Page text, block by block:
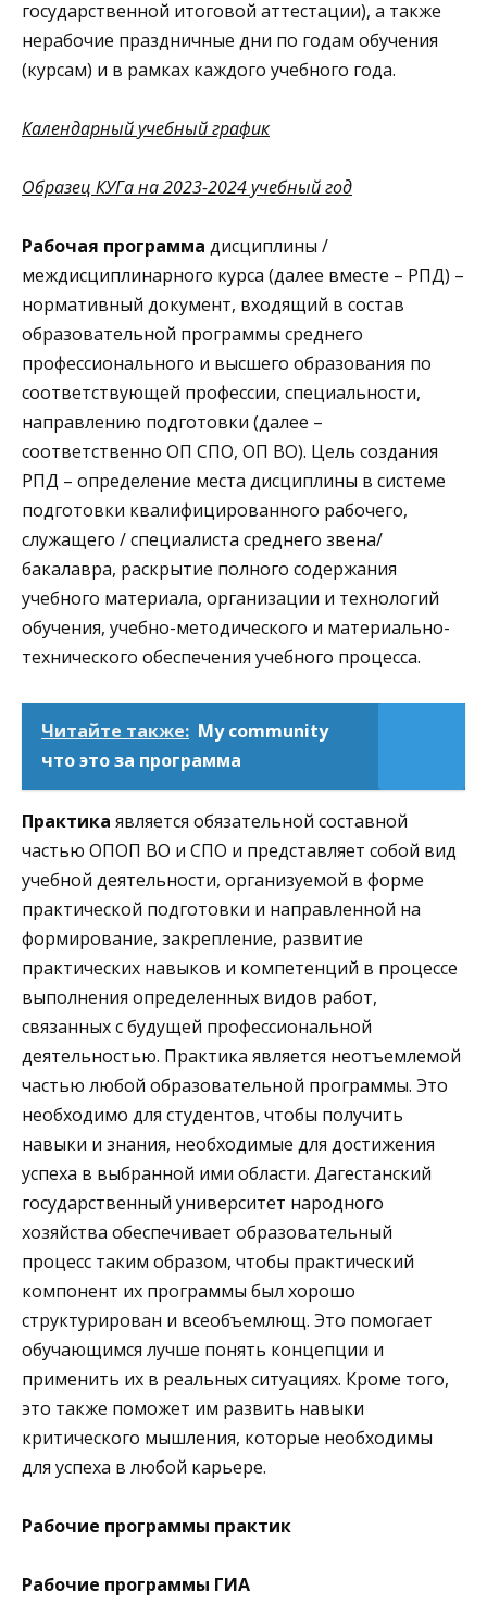
государственной итоговой аттестации), а также
нерабочие праздничные дни по годам обучения
(курсам) и в рамках каждого учебного года.
Календарный учебный график
Образец КУГа на 2023-2024 учебный год
Рабочая программа дисциплины /
междисциплинарного курса (далее вместе – РПД) –
нормативный документ, входящий в состав
образовательной программы среднего
профессионального и высшего образования по
соответствующей профессии, специальности,
направлению подготовки (далее –
соответственно ОП СПО, ОП ВО). Цель создания
РПД – определение места дисциплины в системе
подготовки квалифицированного рабочего,
служащего / специалиста среднего звена/
бакалавра, раскрытие полного содержания
учебного материала, организации и технологий
обучения, учебно-методического и материально-
технического обеспечения учебного процесса.
Читайте также: My community
что это за программа
Практика является обязательной составной
частью ОПОП ВО и СПО и представляет собой вид
учебной деятельности, организуемой в форме
практической подготовки и направленной на
формирование, закрепление, развитие
практических навыков и компетенций в процессе
выполнения определенных видов работ,
связанных с будущей профессиональной
деятельностью. Практика является неотъемлемой
частью любой образовательной программы. Это
необходимо для студентов, чтобы получить
навыки и знания, необходимые для достижения
успеха в выбранной ими области. Дагестанский
государственный университет народного
хозяйства обеспечивает образовательный
процесс таким образом, чтобы практический
компонент их программы был хорошо
структурирован и всеобъемлющ. Это помогает
обучающимся лучше понять концепции и
применить их в реальных ситуациях. Кроме того,
это также поможет им развить навыки
критического мышления, которые необходимы
для успеха в любой карьере.
Рабочие программы практик
Рабочие программы ГИА